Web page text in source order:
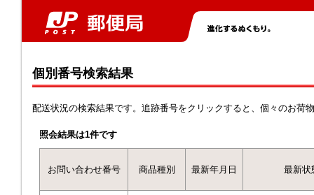
個別番号検索結果
配送状況の検索結果です。追跡番号をクリックすると、個々のお荷
照会結果は1件です
お問い合わせ番号 商品種別 最新年月日 最新状